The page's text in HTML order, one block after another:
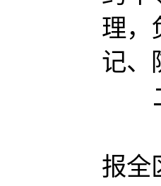
理，
记、
二
报全